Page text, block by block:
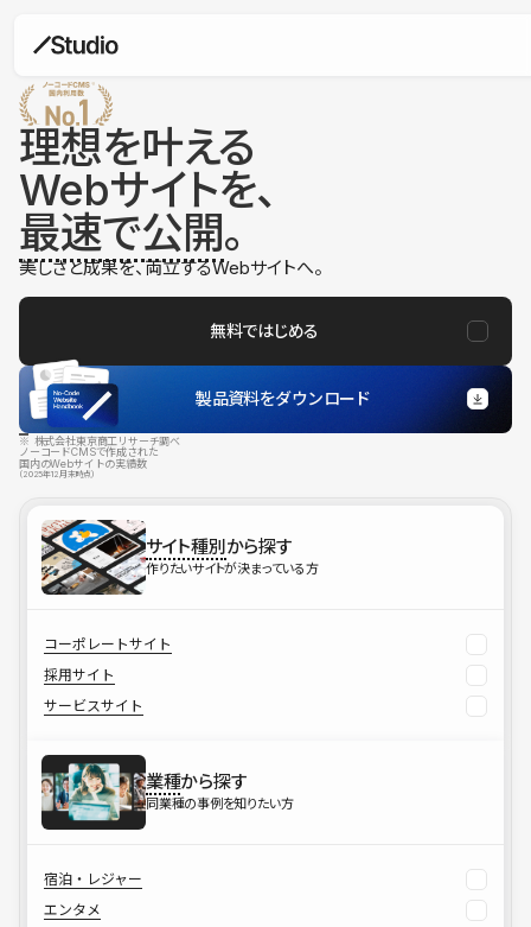
理想を叶える
Webサイトを、
最速で公開。
美しさと成果を、両立するWebサイトへ。
無料ではじめる
製品資料をダウンロード
※ 株式会社東京商工リサーチ調べ
ノーコードCMSで作成された
国内のWebサイトの実績数
（2025年12月末時点）
サイト種別から探す
作りたいサイトが決まっている方
コーポレートサイト
採用サイト
サービスサイト
業種から探す
同業種の事例を知りたい方
宿泊・レジャー
エンタメ